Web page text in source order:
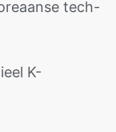
tech-
K-